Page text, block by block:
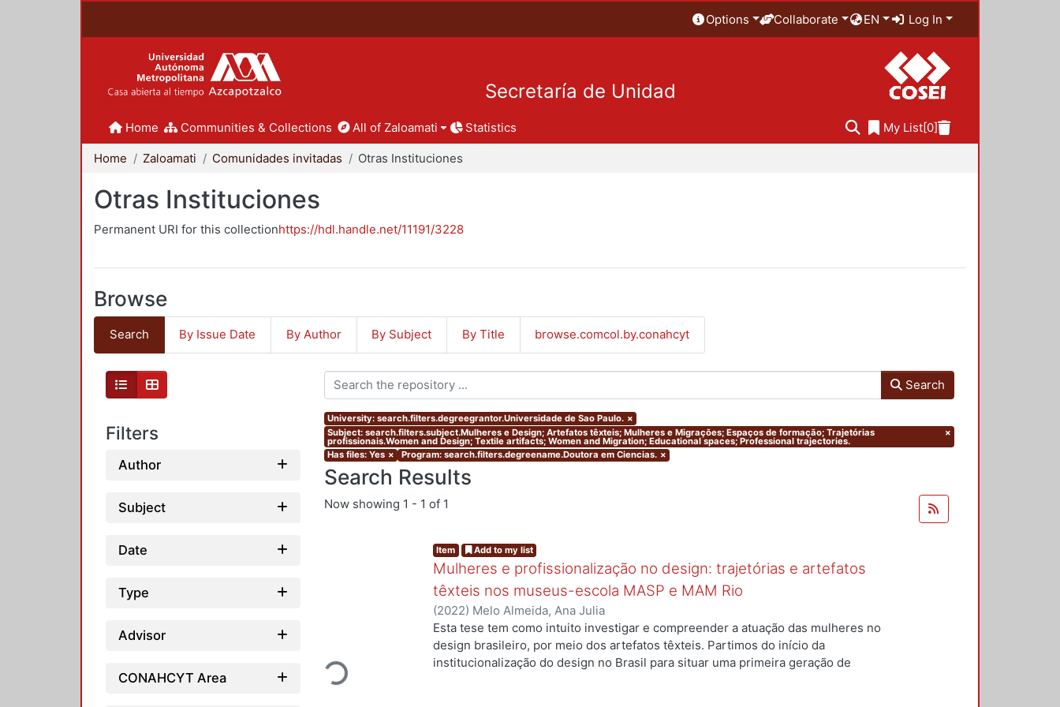
Options Collaborate EN Log In
Secretaría de Unidad
Home Communities & Collections All of Zaloamati Statistics My List[0]
Home Zaloamati Comunidades invitadas Otras Instituciones
Otras Instituciones
Permanent URI for this collectionhttps://hdl.handle.net/11191/3228
Browse
Search By Issue Date By Author By Subject By Title browse.comcol.by.conahcyt
Filters
Author
Subject
Date
Type
Advisor
CONAHCYT Area
Search
University: search.filters.degreegrantor.Universidade de Sao Paulo. ×
Subject: search.filters.subject.Mulheres e Design; Artefatos têxteis; Mulheres e Migrações; Espaços de formação; Trajetórias
profissionais.Women and Design; Textile artifacts; Women and Migration; Educational spaces; Professional trajectories.
×
Has files: Yes × Program: search.filters.degreename.Doutora em Ciencias. ×
Search Results
Now showing 1 - 1 of 1
Loading...
Item Add to my list
Mulheres e profissionalização no design: trajetórias e artefatos
têxteis nos museus-escola MASP e MAM Rio
(2022) Melo Almeida, Ana Julia
Esta tese tem como intuito investigar e compreender a atuação das mulheres no
design brasileiro, por meio dos artefatos têxteis. Partimos do início da
institucionalização do design no Brasil para situar uma primeira geração de